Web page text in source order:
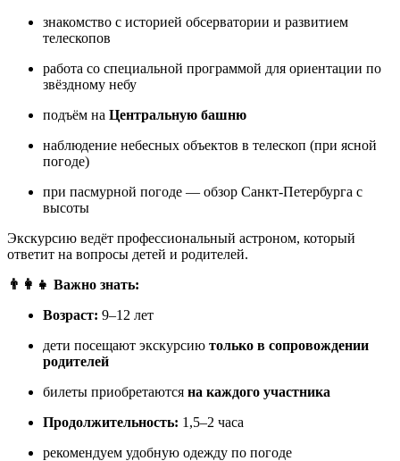
знакомство с историей обсерватории и развитием
телескопов
работа со специальной программой для ориентации по
звёздному небу
подъём на Центральную башню
наблюдение небесных объектов в телескоп (при ясной
погоде)
при пасмурной погоде — обзор Санкт-Петербурга с
высоты
Экскурсию ведёт профессиональный астроном, который
ответит на вопросы детей и родителей.
👨‍👩‍👧 Важно знать:
Возраст: 9–12 лет
дети посещают экскурсию только в сопровождении
родителей
билеты приобретаются на каждого участника
Продолжительность: 1,5–2 часа
рекомендуем удобную одежду по погоде